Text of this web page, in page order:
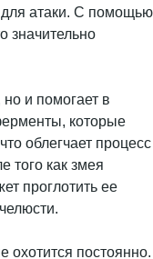
атаки. С помощью
значительно
и помогает в
которые
облегчает процесс
того как змея
проглотить ее
охотится постоянно.